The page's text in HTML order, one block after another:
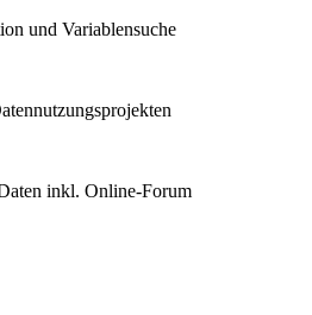
und Variablensuche
inkl. Online-Forum